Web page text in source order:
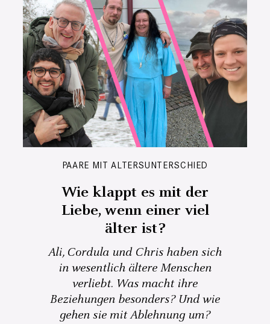
PAARE MIT ALTERSUNTERSCHIED
Wie klappt es mit der
Liebe, wenn einer viel
älter ist?
Ali, Cordula und Chris haben sich
in wesentlich ältere Menschen
verliebt. Was macht ihre
Beziehungen besonders? Und wie
gehen sie mit Ablehnung um?